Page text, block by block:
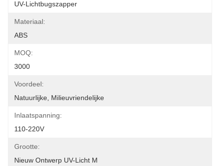
UV-Lichtbugszapper
Materiaal:
ABS
MOQ:
3000
Voordeel:
Natuurlijke, Milieuvriendelijke
Inlaatspanning:
110-220V
Grootte:
Nieuw Ontwerp UV-Licht M